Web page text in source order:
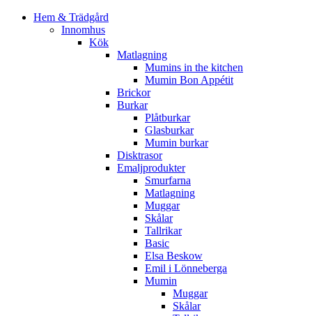
Hem & Trädgård
Innomhus
Kök
Matlagning
Mumins in the kitchen
Mumin Bon Appétit
Brickor
Burkar
Plåtburkar
Glasburkar
Mumin burkar
Disktrasor
Emaljprodukter
Smurfarna
Matlagning
Muggar
Skålar
Tallrikar
Basic
Elsa Beskow
Emil i Lönneberga
Mumin
Muggar
Skålar